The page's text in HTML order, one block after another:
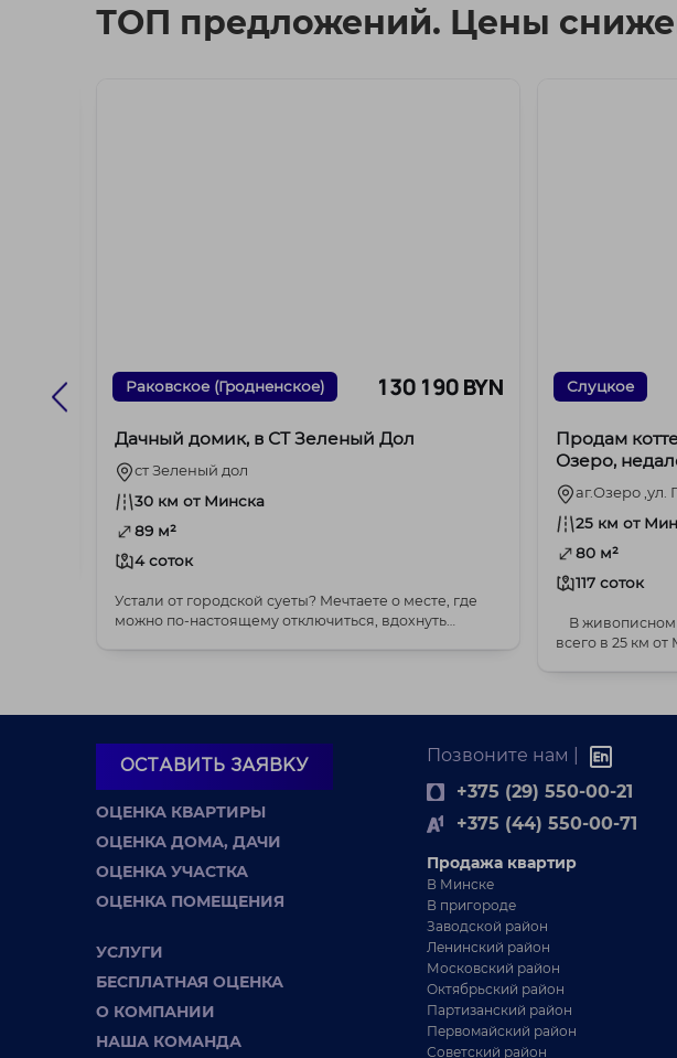
ТОП предложений. Цены
BYN Раковское (Гродненское) 130 190 BYN
Дачный домик, в СТ Зеленый Дол
ст Зеленый дол
30 км от Минска
89 м²
4 соток
Устали от городской суеты? Мечтаете о месте, где
можно по-настоящему отключиться, вдохнуть
Слуцкое
Продам
Озеро,
аг.Озеро ,ул.
25 км от
80 м²
117 соток
В живописном
всего в 25 км от
ОСТАВИТЬ ЗАЯВКУ
ОЦЕНКА КВАРТИРЫ
ОЦЕНКА ДОМА, ДАЧИ
ОЦЕНКА УЧАСТКА
ОЦЕНКА ПОМЕЩЕНИЯ
УСЛУГИ
БЕСПЛАТНАЯ ОЦЕНКА
О КОМПАНИИ
НАША КОМАНДА
Позвоните нам |
+375 (29) 550-00-21
+375 (44) 550-00-71
Продажа квартир
В Минске
В пригороде
Заводской район
Ленинский район
Московский район
Октябрьский район
Партизанский район
Первомайский район
Советский район